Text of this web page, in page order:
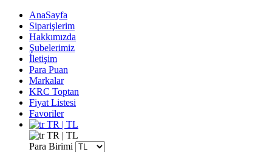
AnaSayfa
Siparişlerim
Hakkımızda
Şubelerimiz
İletişim
Para Puan
Markalar
KRC Toptan
Fiyat Listesi
Favoriler
TR | TL
TR | TL
Para Birimi